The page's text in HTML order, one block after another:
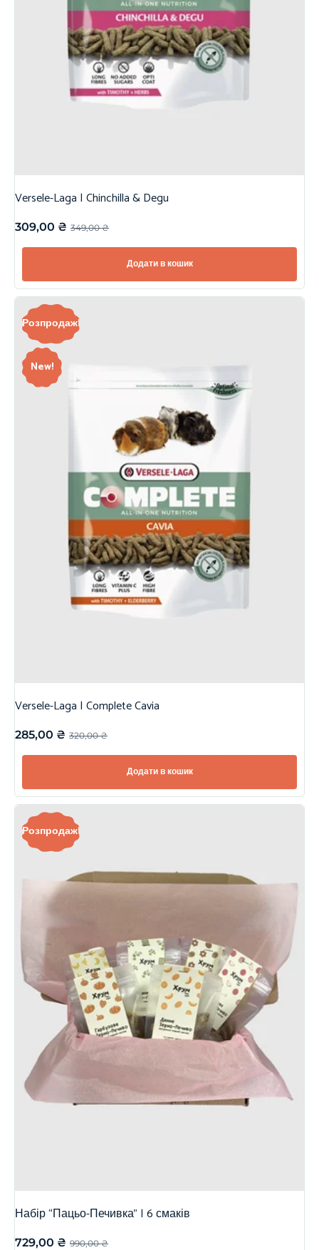
Versele-Laga | Chinchilla & Degu
349,00₴
309,00 ₴
Додати в кошик
New!
Розпродаж!
Versele-Laga | Complete Cavia
320,00₴
285,00 ₴
Додати в кошик
Розпродаж!
Набір “Пацьо-Печивка” | 6 смаків
990,00₴
729,00 ₴